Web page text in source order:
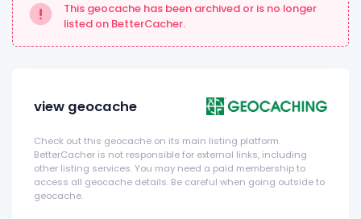
This geocache has been archived or is no longer
listed on BetterCacher.
view geocache
Check out this geocache on its main listing platform.
BetterCacher is not responsible for external links, including
other listing services. You may need a paid membership to
access all geocache details. Be careful when going outside to
geocache.